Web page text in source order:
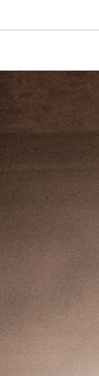
es erneut